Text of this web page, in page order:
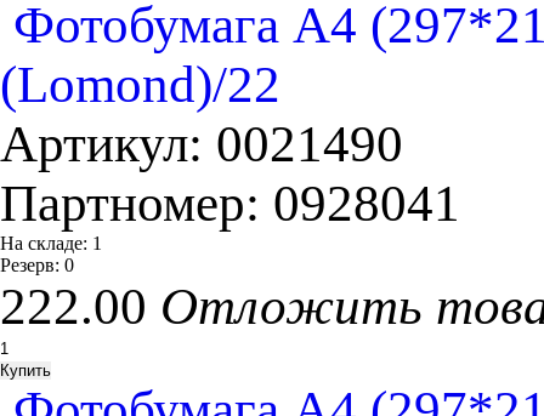
Фотобумага A4
(Lomond)/22
Артикул: 0021490
Партномер: 0928041
На складе: 1
Резерв: 0
222.00 Отложить